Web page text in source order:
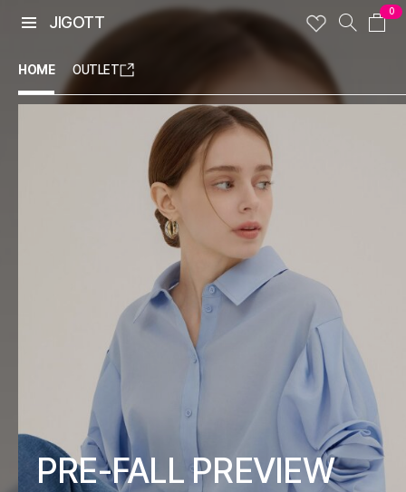
0
JIGOTT
HOME OUTLET
FALL PREVIEW